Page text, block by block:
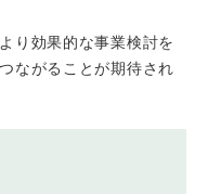
り効果的な事業検討を
ながることが期待され